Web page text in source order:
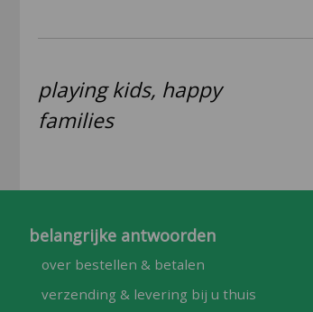
playing kids, happy
families
belangrijke antwoorden
over bestellen & betalen
verzending & levering bij u thuis